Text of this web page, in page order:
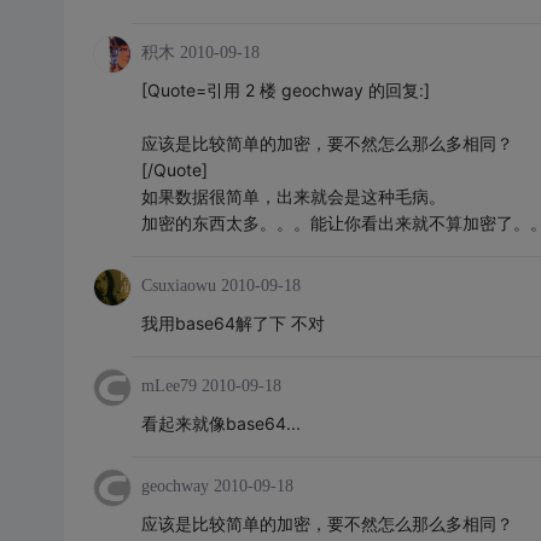
积木 2010-09-18
[Quote=引用 2 楼 geochway 的回复:]
应该是比较简单的加密，要不然怎么那么多相同？
[/Quote]
如果数据很简单，出来就会是这种毛病。
加密的东西太多。。。能让你看出来就不算加密了。
Csuxiaowu 2010-09-18
我用base64解了下 不对
mLee79 2010-09-18
看起来就像base64...
geochway 2010-09-18
应该是比较简单的加密，要不然怎么那么多相同？